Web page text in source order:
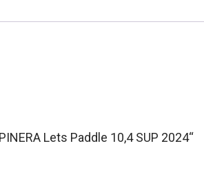
Lets Paddle 10,4 SUP 2024“